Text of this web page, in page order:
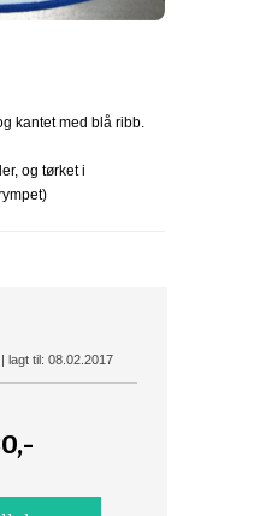
kantet med blå ribb.
og tørket i
lagt til: 08.02.2017